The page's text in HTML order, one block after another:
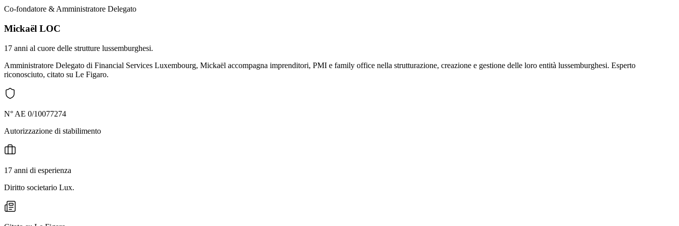
Co-fondatore & Amministratore Delegato
Mickaël LOC
17 anni al cuore delle strutture lussemburghesi.
Amministratore Delegato di Financial Services Luxembourg, Mickaël accompagna imprenditori, PMI e family office nella strutturazione, creazione e gestione delle loro entità lussemburghesi. Esperto
riconosciuto, citato su Le Figaro.
N° AE 0/10077274
Autorizzazione di stabilimento
17 anni di esperienza
Diritto societario Lux.